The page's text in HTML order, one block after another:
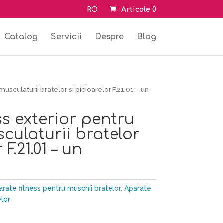
RO Articole 0
Catalog Servicii Despre Blog
bratelor si picioarelor F.21.01 – un
exterior pentru
bratelor
– un
fitness pentru muschii bratelor, Aparate